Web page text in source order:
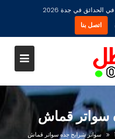
في جدة 2026
اتصل بنا
سواتر قماش
سواتر شرايح جده سواتر قماش